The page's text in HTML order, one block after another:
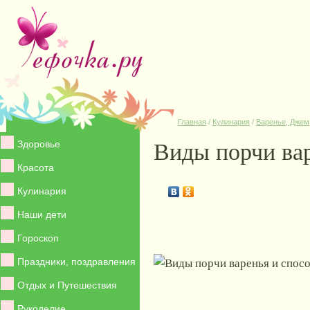
Здоровье
Красота
Кулинария
Наши дети
Гороскоп
Праздники, поздравления
Отдых и Путешествия
Главная / Кулинария / Варенье,
Виды порчи